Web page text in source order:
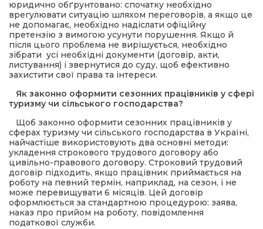
юридично обґрунтовано: спочатку необхідно
врегулювати ситуацію шляхом переговорів, а якщо це
не допомагає, необхідно надіслати офіційну
претензію з вимогою усунути порушення. Якщо й
після цього проблема не вирішується, необхідно
зібрати усі необхідні документи (договір, акти,
листування) і звернутися до суду, щоб ефективно
захистити свої права та інтереси.
Як законно оформити сезонних працівників у сфері
туризму чи сільського господарства?
Щоб законно оформити сезонних працівників у
сферах туризму чи сільського господарства в Україні,
найчастіше використовують два основні методи:
укладення строкового трудового договору або
цивільно-правового договору. Строковий трудовий
договір підходить, якщо працівник приймається на
роботу на певний термін, наприклад, на сезон, і не
може перевищувати 6 місяців. Цей договір
оформлюється за стандартною процедурою: заява,
наказ про прийом на роботу, повідомлення
податкової служби.